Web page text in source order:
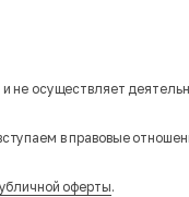
не осуществляет
в правовые
оферты.